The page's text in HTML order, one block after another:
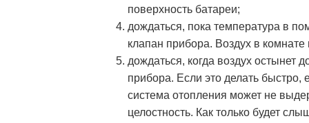
поверхность батареи;
дождаться, пока температура в
клапан прибора. Воздух в комнате
дождаться, когда воздух остынет
прибора. Если это делать быстро,
система отопления может не
целостность. Как только будет